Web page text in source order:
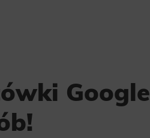
Google